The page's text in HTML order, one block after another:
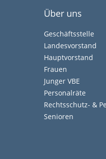
Über uns
Geschäftsstelle
Landesvorstand
Hauptvorstand
Frauen
Junger VBE
Personalräte
Rechtsschutz- &
Senioren